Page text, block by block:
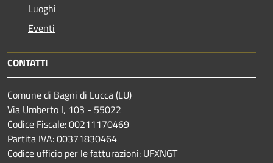
Luoghi
Eventi
CONTATTI
Comune di Bagni di Lucca (LU)
Via Umberto I, 103 - 55022
Codice Fiscale: 00211170469
Partita IVA: 00371830464
Codice ufficio per le fatturazioni: UFXNGT